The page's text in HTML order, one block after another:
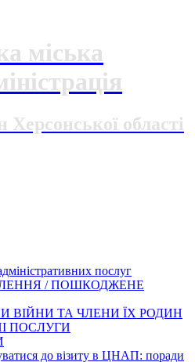
міська
області
послуг
/ ПОШКОДЖЕНЕ
ВІЙНИ ТА ЧЛЕНИ ЇХ РОДИН
ПОСЛУГИ
до візиту в ЦНАП: поради